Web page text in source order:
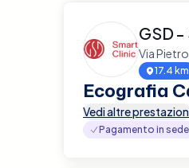
GSD
Via
17.4 km
Ecografia
Vedi altre
Pagamento in sede